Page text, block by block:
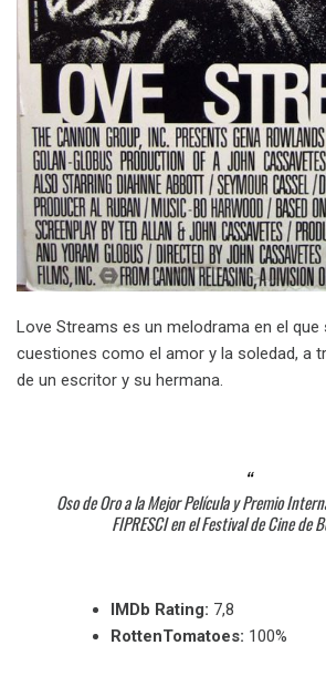
Love Streams es un melodrama en el que
cuestiones como el amor y la soledad, a
de un escritor y su hermana.
Oso de Oro a la Mejor Película y Premio
FIPRESCI en el Festival de Cine de
IMDb Rating: 7,8
RottenTomatoes: 100%